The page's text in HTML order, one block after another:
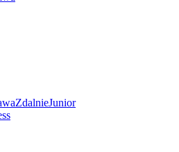
ZdalnieJunior